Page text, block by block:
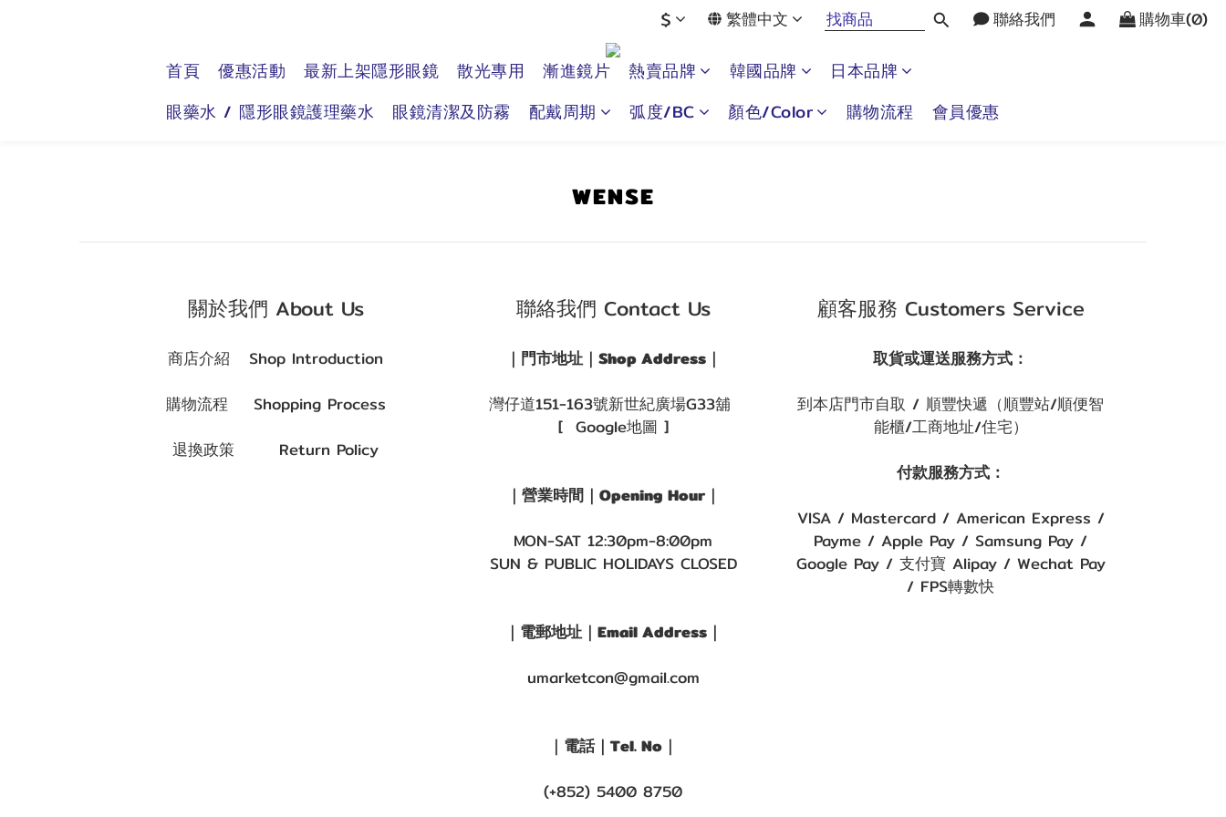
$ 繁體中文 聯絡我們 購物車(0)
首頁 優惠活動 最新上架隱形眼鏡 散光專用 漸進鏡片 熱賣品牌 韓國品牌
日本品牌
眼藥水 / 隱形眼鏡護理藥水
眼鏡清潔及防霧 配戴周期 弧度/BC 顏色/Color 購物流程 會員優惠
WENSE
關於我們 About Us
商店介紹 Shop Introduction
購物流程 Shopping Process
退換政策 Return Policy
聯絡我們 Contact Us
｜門市地址｜Shop Address｜
灣仔道151-163號新世紀廣場G33舖
[ Google地圖 ]
｜營業時間｜Opening Hour｜
MON-SAT 12:30pm-8:00pm
SUN & PUBLIC HOLIDAYS CLOSED
｜電郵地址｜Email Address｜
umarketcon@gmail.com
｜電話｜Tel. No｜
(+852) 5400 8750
顧客服務 Customers Service
取貨或運送服務方式：
到本店門市自取 / 順豐快遞（順豐站/順便智
能櫃/工商地址/住宅）
付款服務方式：
VISA / Mastercard / American Express /
Payme / Apple Pay / Samsung Pay /
Google Pay / 支付寶 Alipay / Wechat Pay
/ FPS轉數快